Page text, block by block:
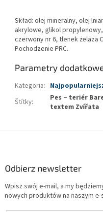
Skład: olej mineralny, olej
akrylowe, glikol
czerwony nr 6, tlenek żelaza
Pochodzenie PRC.
Parametry
Kategoria:
Štítky:
Pes – teriér
textem Zvířata
Odbierz newsletter
Wpisz swój e-mail, a my
nowych produktów na naszym e-